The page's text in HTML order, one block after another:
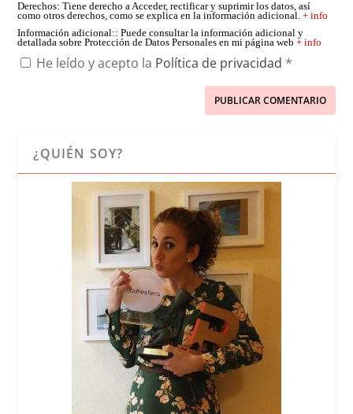
Derechos: Tiene derecho a Acceder, rectificar y suprimir los datos, así
como otros derechos, como se explica en la información adicional.+ info
Información adicional:: Puede consultar la información adicional y
detallada sobre Protección de Datos Personales en mi página web+ info
He leído y acepto la Política de privacidad *
¿QUIÉN SOY?